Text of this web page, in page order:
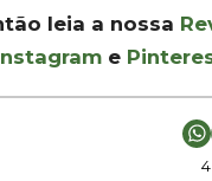
leia a nossa
e